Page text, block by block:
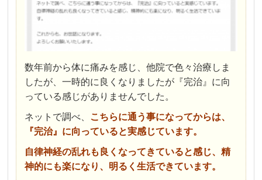
数年前から体に痛みを感じ、他院で色々治療しま
したが、一時的に良くなりましたが『完治』に向
っている感じがありませんでした。
ネットで調べ、
こちらに通う事になってからは、
『完治』に向っていると実感じています。
自律神経の乱れも良くなってきていると感じ、精
神的にも楽になり、明るく生活できています。